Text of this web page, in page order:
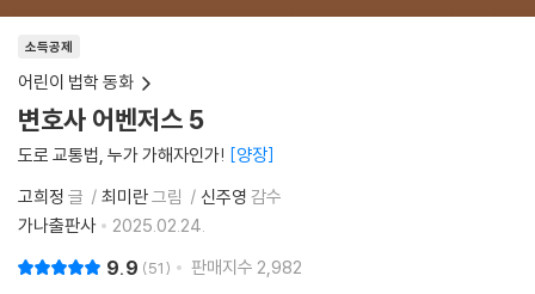
소득공제
어린이 법학 동화
변호사 어벤저스 5
도로 교통법, 누가 가해자인가!
양장
고희정 글 최미란그림 신주영 감수
가나출판사
2025.02.24.
9.9 51 판매지수 2,982